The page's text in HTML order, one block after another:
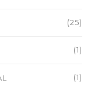
(25)
(1)
(1)